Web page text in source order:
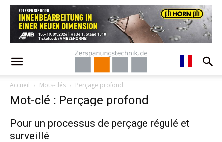
Accueil Mots-clés Perçage profond
Mot-clé : Perçage profond
Pour un processus de perçage régulé et
surveillé